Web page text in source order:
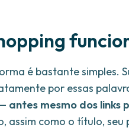
é bastante simples.
por essas
antes mesmo dos links
como o título,